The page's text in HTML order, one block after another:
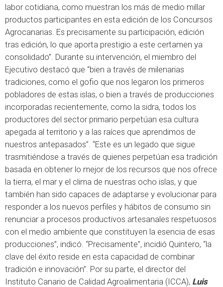
labor cotidiana, como muestran los más de medio millar
productos participantes en esta edición de los Concursos
Agrocanarias. Es precisamente su participación, edición
tras edición, lo que aporta prestigio a este certamen ya
consolidado”. Durante su intervención, el miembro del
Ejecutivo destacó que “bien a través de milenarias
tradiciones, como el gofio que nos legaron los primeros
pobladores de estas islas, o bien a través de producciones
incorporadas recientemente, como la sidra, todos los
productores del sector primario perpetúan esa cultura
apegada al territorio y a las raíces que aprendimos de
nuestros antepasados”. “Este es un legado que sigue
trasmitiéndose a través de quienes perpetúan esa tradición
basada en obtener lo mejor de los recursos que nos ofrece
la tierra, el mar y el clima de nuestras ocho islas, y que
también han sido capaces de adaptarse y evolucionar para
responder a los nuevos perfiles y hábitos de consumo sin
renunciar a procesos productivos artesanales respetuosos
con el medio ambiente que constituyen la esencia de esas
producciones”, indicó. “Precisamente”, incidió Quintero, “la
clave del éxito reside en esta capacidad de combinar
tradición e innovación”. Por su parte, el director del
Instituto Canario de Calidad Agroalimentaria (ICCA), Luis